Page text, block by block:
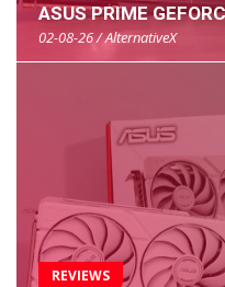
ASUS PRIME
02-08-26 / AlternativeX
REVIEWS